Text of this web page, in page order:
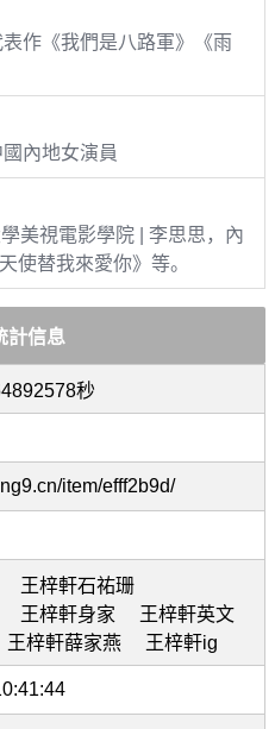
作《我們是八路軍》《雨
內地女演員
美視電影學院 | 李思思，內
使替我來愛你》等。
計信息
秒
item/efff2b9d/
王梓軒石祐珊
王梓軒身家
王梓軒英文
王梓軒薛家燕 王梓軒ig